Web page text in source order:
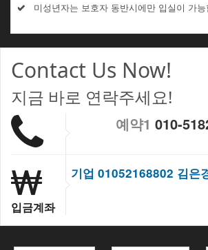
미성년자는 보호자 동반시에만 입실이 가
Contact Us Now!
지금 바로 연락주세요!
예약1 010-
입금계좌
기업 01052168802 김은